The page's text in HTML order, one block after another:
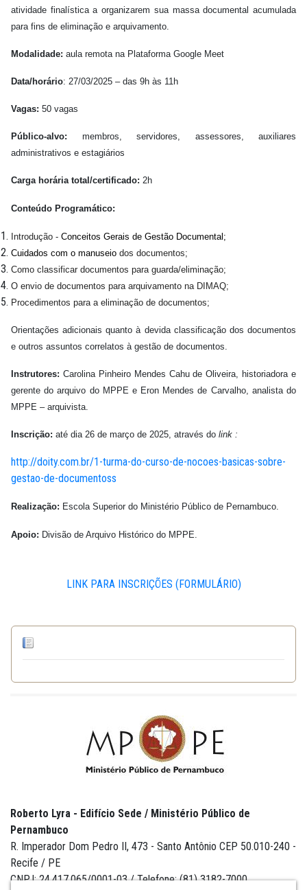
atividade finalística a organizarem sua massa documental acumulada
para fins de eliminação e arquivamento.
Modalidade: aula remota na Plataforma Google Meet
Data/horário: 27/03/2025 – das 9h às 11h
Vagas: 50 vagas
Público-alvo: membros, servidores, assessores, auxiliares
administrativos e estagiários
Carga horária total/certificado: 2h
Conteúdo Programático:
Introdução - Conceitos Gerais de Gestão Documental;
Cuidados com o manuseio dos documentos;
Como classificar documentos para guarda/eliminação;
O envio de documentos para arquivamento na DIMAQ;
Procedimentos para a eliminação de documentos;
Orientações adicionais quanto à devida classificação dos documentos
e outros assuntos correlatos à gestão de documentos.
Instrutores: Carolina Pinheiro Mendes Cahu de Oliveira, historiadora e
gerente do arquivo do MPPE e Eron Mendes de Carvalho, analista do
MPPE – arquivista.
Inscrição: até dia 26 de março de 2025, através do link :
http://doity.com.br/1-turma-do-curso-de-nocoes-basicas-sobre-
gestao-de-documentoss
Realização: Escola Superior do Ministério Público de Pernambuco.
Apoio: Divisão de Arquivo Histórico do MPPE.
LINK PARA INSCRIÇÕES (FORMULÁRIO)
Roberto Lyra - Edifício Sede / Ministério Público de
Pernambuco
R. Imperador Dom Pedro II, 473 - Santo Antônio CEP 50.010-240 -
Recife / PE
CNPJ: 24.417.065/0001-03 / Telefone: (81) 3182-7000